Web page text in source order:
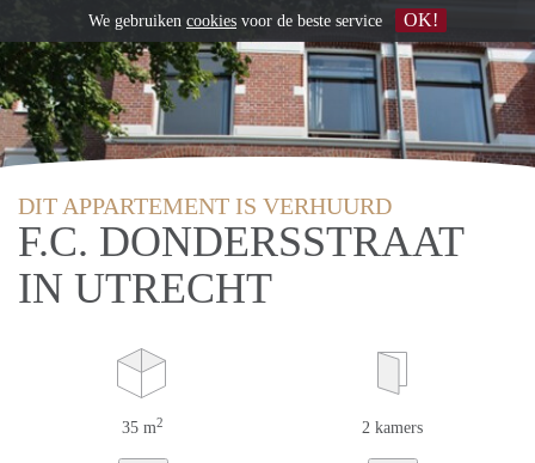
DIT APPARTEMENT IS VERHUURD
F.C. DONDERSSTRAAT
IN UTRECHT
35 m2 2 kamers
We gebruiken cookies voor de beste service OK!